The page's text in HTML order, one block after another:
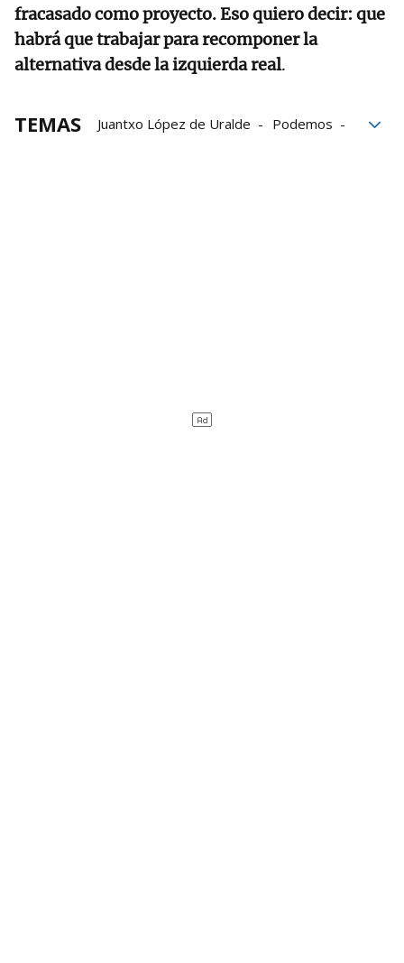
fracasado como proyecto. Eso quiero decir: que
habrá que trabajar para recomponer la
alternativa desde la izquierda real.
TEMAS Juantxo López de Uralde
Podemos